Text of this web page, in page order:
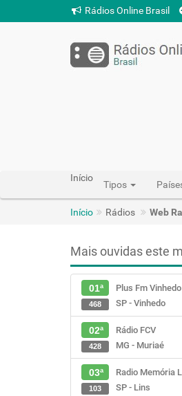
Rádios Online Brasil
Início
Tipos
Início Rádios Web
Mais ouvidas este
01ª
Plus Fm Vinhedo
SP - Vinhedo
468
02ª
Rádio FCV
MG - Muriaé
428
03ª
Radio Memória
SP - Lins
103